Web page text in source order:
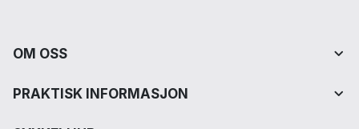
OM OSS
PRAKTISK INFORMASJON